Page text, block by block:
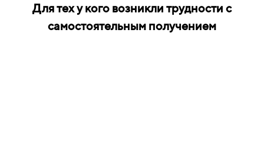
Для тех у кого возникли трудности с
самостоятельным получением